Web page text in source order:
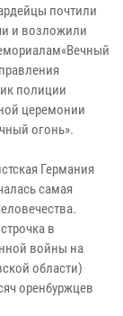
почтили
и возложили
полиции
церемонии
огонь».
Германия
самая
в
войны на
области)
оренбуржцев